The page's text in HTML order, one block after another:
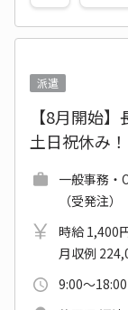
派遣
【8月開始
土日祝休み！
一般事務・
（受発注）
時給 1,400
月収例
9:00～